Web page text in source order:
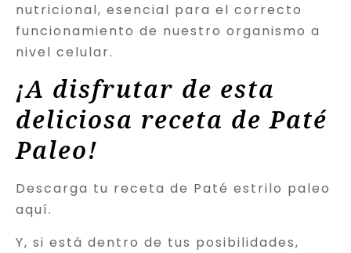
nutricional, esencial para el correcto
funcionamiento de nuestro organismo a
nivel celular.
¡A disfrutar de esta
deliciosa receta de Paté
Paleo!
Descarga tu receta de Paté estrilo paleo
aquí.
Y, si está dentro de tus posibilidades,